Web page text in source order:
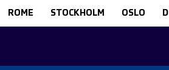
ROME STOCKHOLM OSLO